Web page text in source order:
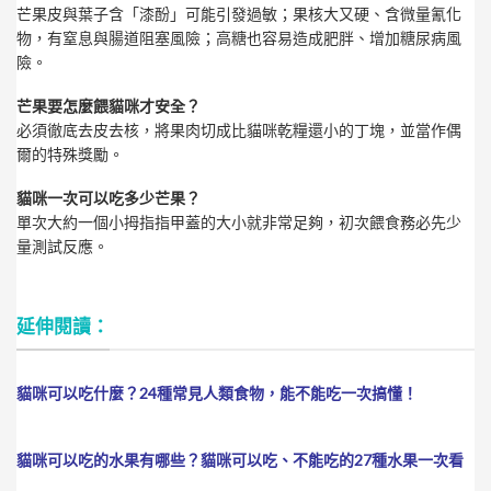
芒果皮與葉子含「漆酚」可能引發過敏；果核大又硬、含微量氰化
物，有窒息與腸道阻塞風險；高糖也容易造成肥胖、增加糖尿病風
險。
芒果要怎麼餵貓咪才安全？
必須徹底去皮去核，將果肉切成比貓咪乾糧還小的丁塊，並當作偶
爾的特殊獎勵。
貓咪一次可以吃多少芒果？
單次大約一個小拇指指甲蓋的大小就非常足夠，初次餵食務必先少
量測試反應。
延伸閱讀：
貓咪可以吃什麼？24種常見人類食物，能不能吃一次搞懂！
貓咪可以吃的水果有哪些？貓咪可以吃、不能吃的27種水果一次看